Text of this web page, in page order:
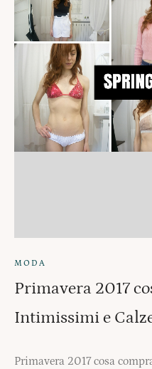
MODA
Primavera 2017
Intimissimi e
Primavera 2017 cosa